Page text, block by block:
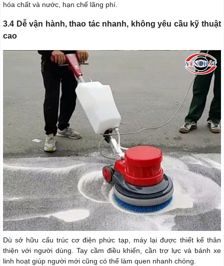
hóa chất và nước, hạn chế lãng phí.
3.4 Dễ vận hành, thao tác nhanh, không yêu cầu kỹ thuật
cao
Dù sở hữu cấu trúc cơ điện phức tạp, máy lại được thiết kế thân
thiện với người dùng. Tay cầm điều khiển, cần trợ lực và bánh xe
linh hoạt giúp người mới cũng có thể làm quen nhanh chóng.